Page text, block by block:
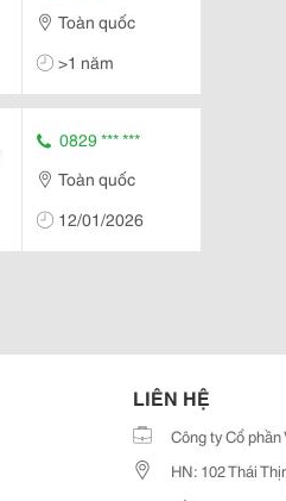
Toàn quốc
>1 năm
0829 *** ***
Toàn quốc
12/01/2026
LIÊN HỆ
Công ty Cổ
HN: 102 Thái